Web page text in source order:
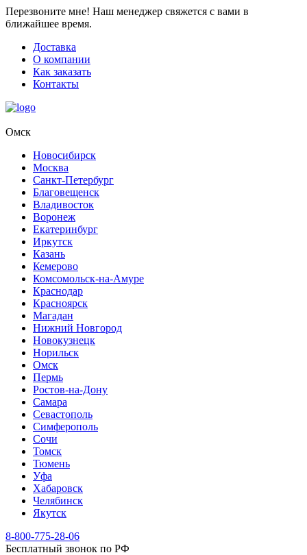
Перезвоните мне! Наш менеджер свяжется с вами в
ближайшее время.
Доставка
О компании
Как заказать
Контакты
Омск
Новосибирск
Москва
Санкт-Петербург
Благовещенск
Владивосток
Воронеж
Екатеринбург
Иркутск
Казань
Кемерово
Комсомольск-на-Амуре
Краснодар
Красноярск
Магадан
Нижний Новгород
Новокузнецк
Норильск
Омск
Пермь
Ростов-на-Дону
Самара
Севастополь
Симферополь
Сочи
Томск
Тюмень
Уфа
Хабаровск
Челябинск
Якутск
8-800-775-28-06
Бесплатный звонок по РФ